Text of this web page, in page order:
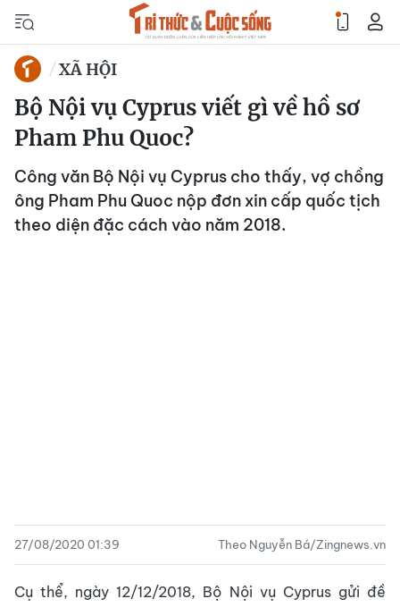
XÃ HỘI
Bộ Nội vụ Cyprus viết gì về hồ sơ
Pham Phu Quoc?
Công văn Bộ Nội vụ Cyprus cho thấy, vợ chồng
ông Pham Phu Quoc nộp đơn xin cấp quốc tịch
theo diện đặc cách vào năm 2018.
27/08/2020 01:39 Theo Nguyễn Bá/Zingnews.vn
Cụ thể, ngày 12/12/2018, Bộ Nội vụ Cyprus gửi đề